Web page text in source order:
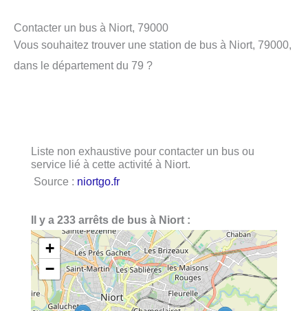
Contacter un bus à Niort, 79000
Vous souhaitez trouver une station de bus à Niort, 79000,
dans le département du 79 ?
Liste non exhaustive pour contacter un bus ou
service lié à cette activité à Niort.
Source : niortgo.fr
Il y a 233 arrêts de bus à Niort :
+
−